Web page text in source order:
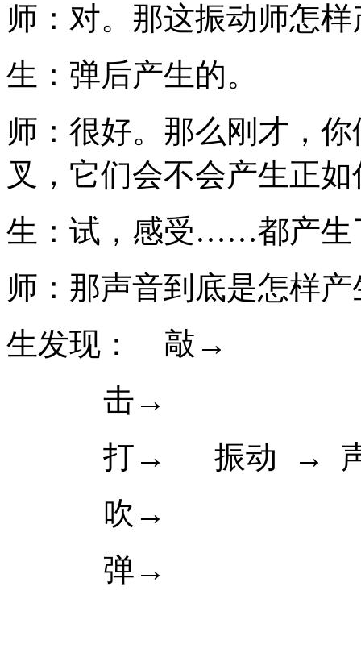
师：对。那这振动师怎
生：弹后产生的。
师：很好。那么刚才，
叉，它们会不会产生正
生：试，感受……都产生
师：那声音到底是怎样
生发现： 敲→
击→
打→ 振动 → 声
吹→
弹→